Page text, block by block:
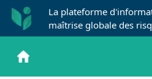
La plateforme
maîtrise globale des